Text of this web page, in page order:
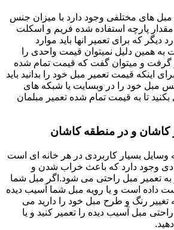
مبل های مختلفی وجود دارد با میزان جنس
پارچه استفاده شده فریم و اسکلت
دیگر که برای تعمیر انها باید موارد
همین دلیل نمیتوان قیمت واحدی را
گرفت و میتوان گفت که قیمت تمام شده
اینکه قیمت تعمیر مبل خود را بدانید باید
مبل خود را در وبسایت یا شبکه های
تا به قیمت تمام شده تعمیر مبلمان
کاشان و در منطقه کاشان
وسایل بسیار کاربردی در هر خانه ای است
وجود دارد که باعث خراب شدن و
تعمیر مبل راحتی می شود.اگر مبل شما
داده است و یا رویه مبل شما آسیب دیده
تغییر رنگ و طرح مبل خود را دارید می
راحتی مبل آسیب دیده را تعمیر کنید و یا